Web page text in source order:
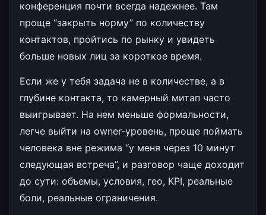
конференция почти всегда надежнее. Там
проще “закрыть норму” по количеству
контактов, пройтись по рынку и увидеть
больше новых лиц за короткое время.
Если же у тебя задача не в количестве, а в
глубине контакта, то камерный митап часто
выигрывает. На нем меньше формальности,
легче выйти на owner-уровень, проще поймать
человека вне режима “у меня через 10 минут
следующая встреча”, и разговор чаще доходит
до сути: объемы, условия, гео, KPI, реальные
боли, реальные ограничения.